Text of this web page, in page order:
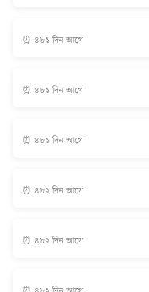
⏰ ৪৮১ দিন আগে
⏰ ৪৮১ দিন আগে
⏰ ৪৮১ দিন আগে
⏰ ৪৮২ দিন আগে
⏰ ৪৮২ দিন আগে